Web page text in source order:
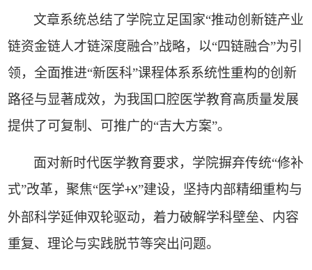
文章系统总结了学院立足国家“推动创新链产业
链资金链人才链深度融合”战略，以“四链融合”为引
领，全面推进“新医科”课程体系系统性重构的创新
路径与显著成效，为我国口腔医学教育高质量发展
提供了可复制、可推广的“吉大方案”。
面对新时代医学教育要求，学院摒弃传统“修补
式”改革，聚焦“医学+X”建设，坚持内部精细重构与
外部科学延伸双轮驱动，着力破解学科壁垒、内容
重复、理论与实践脱节等突出问题。